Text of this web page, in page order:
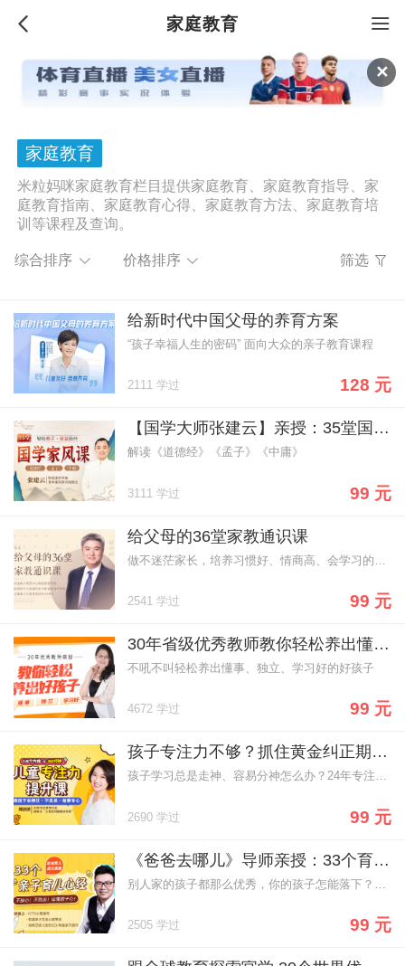
✕
家庭教育
家庭教育
米粒妈咪家庭教育栏目提供家庭教育、家庭教育指导、家
庭教育指南、家庭教育心得、家庭教育方法、家庭教育培
训等课程及查询。
综合排序 价格排序 筛选
给新时代中国父母的养育方案
“孩子幸福人生的密码” 面向大众的亲子教育课程
2111 学过 128 元
【国学大师张建云】亲授：35堂国学家风课，轻松教子
解读《道德经》《孟子》《中庸》
3111 学过 99 元
给父母的36堂家教通识课
2541 学过 99 元
30年省级优秀教师教你轻松养出懂事、独立、学习好的好孩子
不吼不叫轻松养出懂事、独立、学习好的好孩子
4672 学过 99 元
孩子专注力不够？抓住黄金纠正期，18堂课轻松打造孩子超强专注力，收获好成绩！
孩子学习总是走神、容易分神怎么办？24年专注教育心理学的郑老师教你抓住黄金纠正期，18堂课轻松打造孩子超强专注力，收获好成绩！
2690 学过 99 元
《爸爸去哪儿》导师亲授：33个育儿心经，当不操心/不焦虑/读懂孩子心的好爸妈
2505 学过 99 元